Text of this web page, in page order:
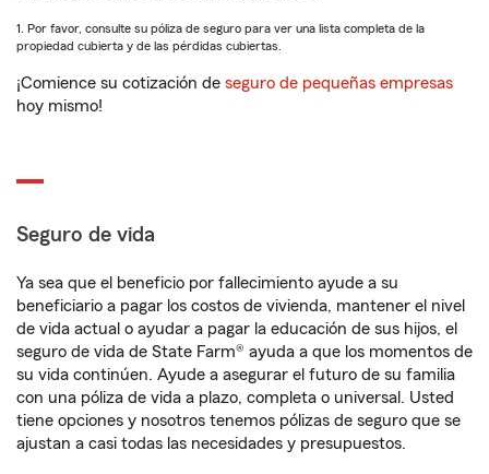
1. Por favor, consulte su póliza de seguro para ver una lista completa de la
propiedad cubierta y de las pérdidas cubiertas.
¡Comience su cotización de seguro de pequeñas empresas
hoy mismo!
Seguro de vida
Ya sea que el beneficio por fallecimiento ayude a su
beneficiario a pagar los costos de vivienda, mantener el nivel
de vida actual o ayudar a pagar la educación de sus hijos, el
seguro de vida de State Farm® ayuda a que los momentos de
su vida continúen. Ayude a asegurar el futuro de su familia
con una póliza de vida a plazo, completa o universal. Usted
tiene opciones y nosotros tenemos pólizas de seguro que se
ajustan a casi todas las necesidades y presupuestos.